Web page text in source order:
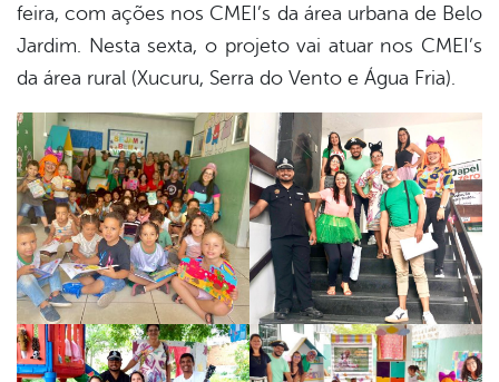
feira, com ações nos CMEI’s da área urbana de Belo
Jardim. Nesta sexta, o projeto vai atuar nos CMEI’s
da área rural (Xucuru, Serra do Vento e Água Fria).